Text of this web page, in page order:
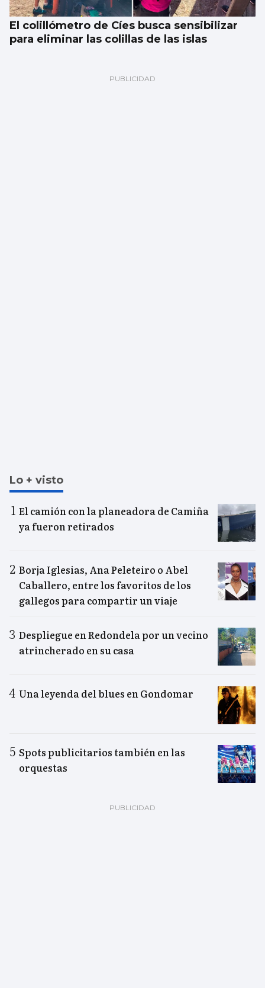
El colillómetro de Cíes busca sensibilizar
para eliminar las colillas de las islas
Lo + visto
El camión con la planeadora de Camiña
ya fueron retirados
Borja Iglesias, Ana Peleteiro o Abel
Caballero, entre los favoritos de los
gallegos para compartir un viaje
Despliegue en Redondela por un vecino
atrincherado en su casa
Una leyenda del blues en Gondomar
Spots publicitarios también en las
orquestas